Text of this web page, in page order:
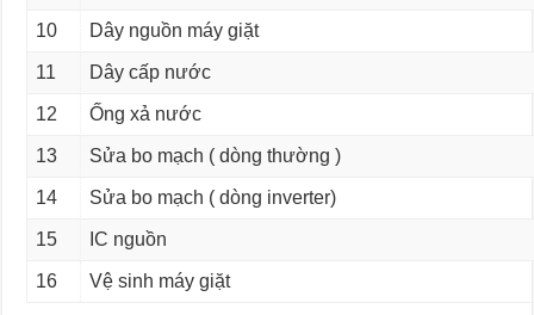
10 Dây nguồn máy giặt
11 Dây cấp nước
12 Ống xả nước
13 Sửa bo mạch ( dòng thường )
14 Sửa bo mạch ( dòng inverter)
15 IC nguồn
16 Vệ sinh máy giặt